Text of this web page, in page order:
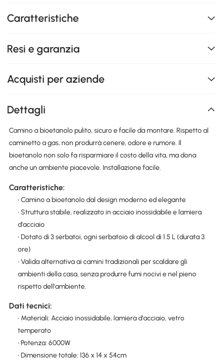
Caratteristiche
Resi e garanzia
Acquisti per aziende
Dettagli
Camino a bioetanolo pulito, sicuro e facile da montare. Rispetto al
caminetto a gas, non produrrà cenere, odore e rumore. Il
bioetanolo non solo fa risparmiare il costo della vita, ma dona
anche un ambiente piacevole. Installazione facile.
Caratteristiche:
• Camino a bioetanolo dal design moderno ed elegante
• Struttura stabile, realizzato in acciaio inossidabile e lamiera
d'acciaio
• Dotato di 3 serbatoi, ogni serbatoio di alcool di 1.5 L (durata 3
ore)
• Valida alternativa ai camini tradizionali per scaldare gli
ambienti della casa, senza produrre fumi nocivi e nel pieno
rispetto dell'ambiente.
Dati tecnici:
• Materiali: Acciaio inossidabile, lamiera d'acciaio, vetro
temperato
• Potenza: 6000W
• Dimensione totale: 136 x 14 x 54cm